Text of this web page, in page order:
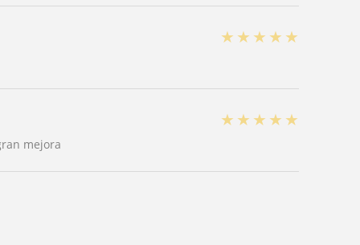
★ ★ ★ ★ ★
★ ★ ★ ★ ★
mejora